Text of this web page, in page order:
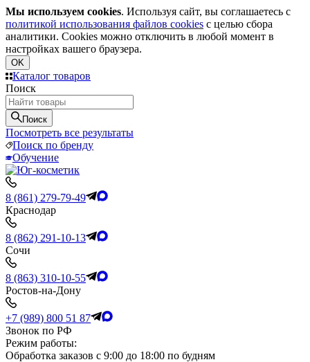
Мы используем cookies. Используя сайт, вы соглашаетесь с
политикой использования файлов cookies с целью сбора
аналитики. Cookies можно отключить в любой момент в
настройках вашего браузера.
OK
Каталог товаров
Поиск
Поиск
Посмотреть все результаты
Поиск по бренду
Обучение
8 (861) 279-79-49
Краснодар
8 (862) 291-10-13
Сочи
8 (863) 310-10-55
Ростов-на-Дону
+7 (989) 800 51 87
Звонок по РФ
Режим работы:
Обработка заказов с 9:00 до 18:00 по будням